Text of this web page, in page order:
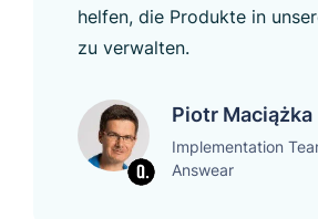
helfen, die Produkte in
zu verwalten.
Piotr Maciążka
Implementation
Answear